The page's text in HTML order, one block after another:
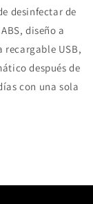
desinfectar de
diseño a
recargable USB,
después de
con una sola